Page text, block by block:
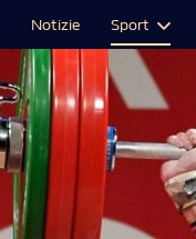
Notizie Sport